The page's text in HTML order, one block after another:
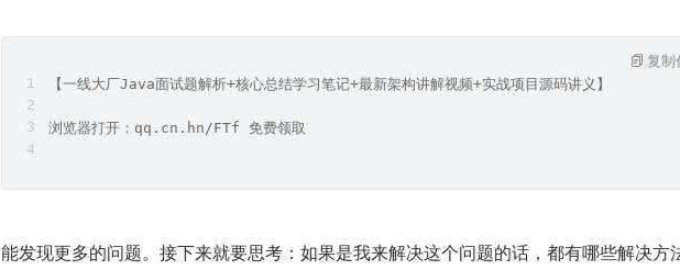
【一线大厂Java面试题解析+核心总结学习笔记+最新架构讲解视频+实战项目源码讲义】
浏览器打开：qq.cn.hn/FTf 免费领取
复制
能发现更多的问题。接下来就要思考：如果是我来解决这个问题的话，都有哪些解决方